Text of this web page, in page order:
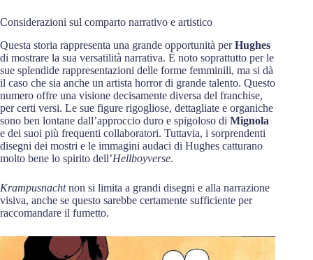
Considerazioni sul comparto narrativo e artistico
Questa storia rappresenta una grande opportunità perHughes
di mostrare la sua versatilità narrativa. È noto soprattutto per le
sue splendide rappresentazioni delle forme femminili, ma si dà
il caso che sia anche un artista horror di grande talento. Questo
numero offre una visione decisamente diversa del franchise,
per certi versi. Le sue figure rigogliose, dettagliate e organiche
sono ben lontane dall’approccio duro e spigoloso di Mignola
e dei suoi più frequenti collaboratori. Tuttavia, i sorprendenti
disegni dei mostri e le immagini audaci di Hughes catturano
molto bene lo spirito dell’Hellboyverse.
Krampusnachtnon si limita a grandi disegni e alla narrazione
visiva, anche se questo sarebbe certamente sufficiente per
raccomandare il fumetto.